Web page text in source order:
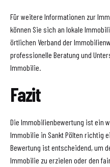
Für weitere Informationen zur
können Sie sich an lokale
örtlichen Verband der
professionelle Beratung und
Immobilie.
Fazit
Die Immobilienbewertung ist ein
Immobilie in Sankt Pölten richtig
Bewertung ist entscheidend, um
Immobilie zu erzielen oder den